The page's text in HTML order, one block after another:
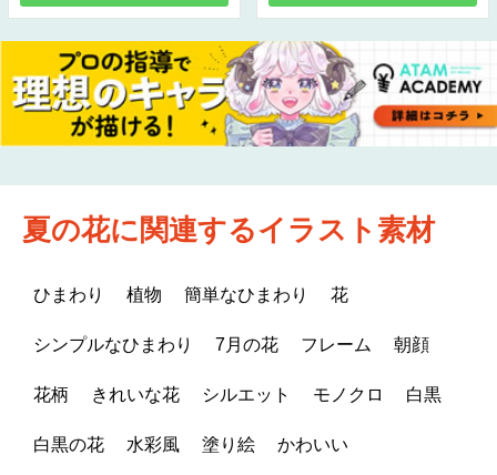
夏の花に関連するイラスト素材
ひまわり 植物 簡単なひまわり 花
シンプルなひまわり 7月の花 フレーム 朝顔
花柄 きれいな花 シルエット モノクロ 白黒
白黒の花 水彩風 塗り絵 かわいい